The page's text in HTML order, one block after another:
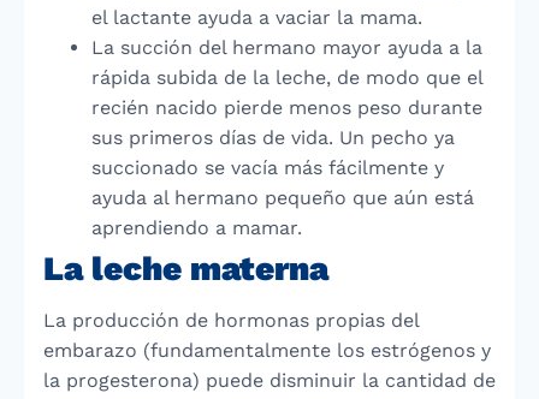
el lactante ayuda a vaciar la mama.
La succión del hermano mayor ayuda a la
rápida subida de la leche, de modo que el
recién nacido pierde menos peso durante
sus primeros días de vida. Un pecho ya
succionado se vacía más fácilmente y
ayuda al hermano pequeño que aún está
aprendiendo a mamar.
La leche materna
La producción de hormonas propias del
embarazo (fundamentalmente los estrógenos y
la progesterona) puede disminuir la cantidad de